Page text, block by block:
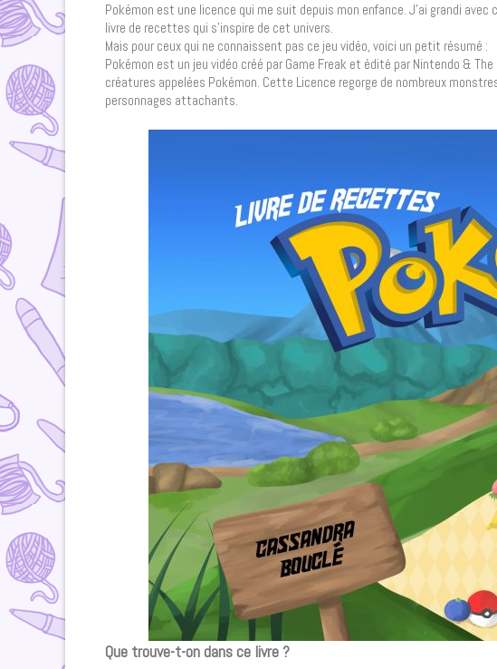
Pokémon est une licence qui me suit depuis mon enfance. J’ai grandi
livre de recettes qui s’inspire de cet univers.
Mais pour ceux qui ne connaissent pas ce jeu vidéo, voici un petit résumé :
Pokémon est un jeu vidéo créé par Game Freak et édité par Nintendo &
créatures appelées Pokémon. Cette Licence regorge de nombreux
personnages attachants.
Que trouve-t-on dans ce livre ?